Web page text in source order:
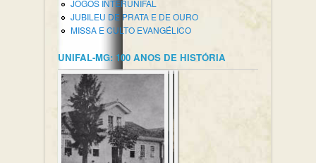
JOGOS INTERUNIFAL
JUBILEU DE PRATA E DE OURO
MISSA E CULTO EVANGÉLICO
UNIFAL-MG: 100 ANOS DE HISTÓRIA